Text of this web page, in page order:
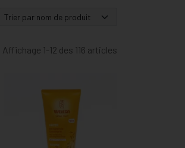
Affichage 1-12 des 116 articles